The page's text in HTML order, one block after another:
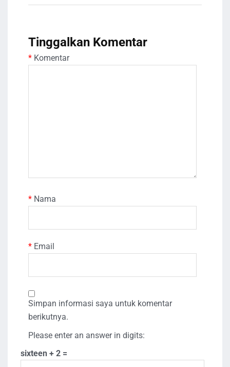
Tinggalkan Komentar
* Komentar
* Nama
* Email
Simpan informasi saya untuk komentar
berikutnya.
Please enter an answer in digits:
sixteen + 2 =